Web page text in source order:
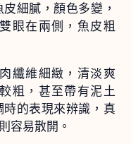
細膩，顏色多變，
眼在兩側，魚皮粗
纖維細緻，清淡爽
粗，甚至帶有泥土
的表現來辨識，真
容易散開。